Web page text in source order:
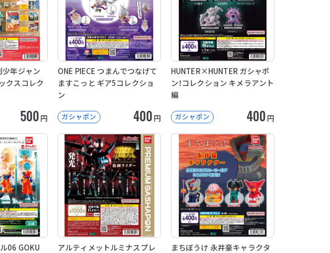
少年ジャン
クスコレク
500円
ONE PIECE つまんでつなげて
ますこっと ギア5コレクショ
ン
ガシャポン 400円
HUNTER×HUNTER ガシャポ
ン！コレクション キメラアント
編
ガシャポン 400円
06 GOKU
アルティメットルミナスプレ
まちぼうけ 永井豪キャラクタ